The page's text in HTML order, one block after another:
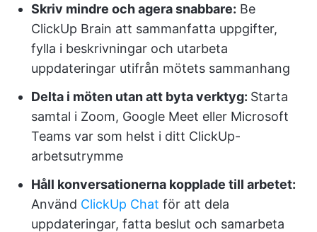
Skriv mindre och agera snabbare: Be
ClickUp Brain att sammanfatta uppgifter,
fylla i beskrivningar och utarbeta
uppdateringar utifrån mötets sammanhang
Delta i möten utan att byta verktyg: Starta
samtal i Zoom, Google Meet eller Microsoft
Teams var som helst i ditt ClickUp-
arbetsutrymme
Håll konversationerna kopplade till arbetet:
Använd ClickUp Chat för att dela
uppdateringar, fatta beslut och samarbeta